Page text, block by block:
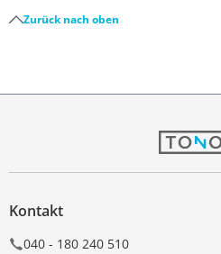
Zurück nach oben
Kontakt
040 - 180 240 510